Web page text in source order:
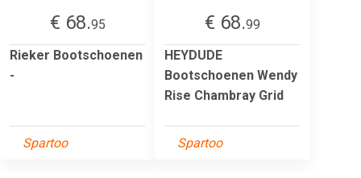
€ 68.95
Rieker Bootschoenen
-
Spartoo
€ 68.99
HEYDUDE
Bootschoenen Wendy
Rise Chambray Grid
Spartoo